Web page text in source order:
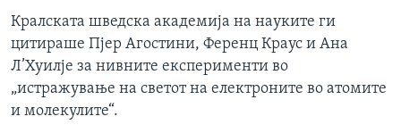
Кралската шведска академија на науките ги
цитираше Пјер Агостини, Ференц Краус и Ана
Л’Хуилје за нивните експерименти во
„истражување на светот на електроните во атомите
и молекулите“.